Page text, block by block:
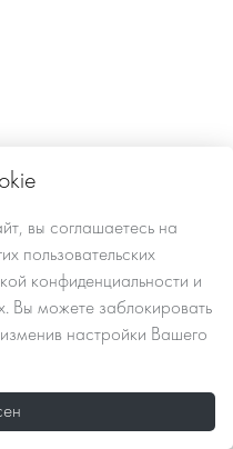
вы соглашаетесь на
пользовательских
конфиденциальности и
. Вы можете заблокировать
настройки Вашего